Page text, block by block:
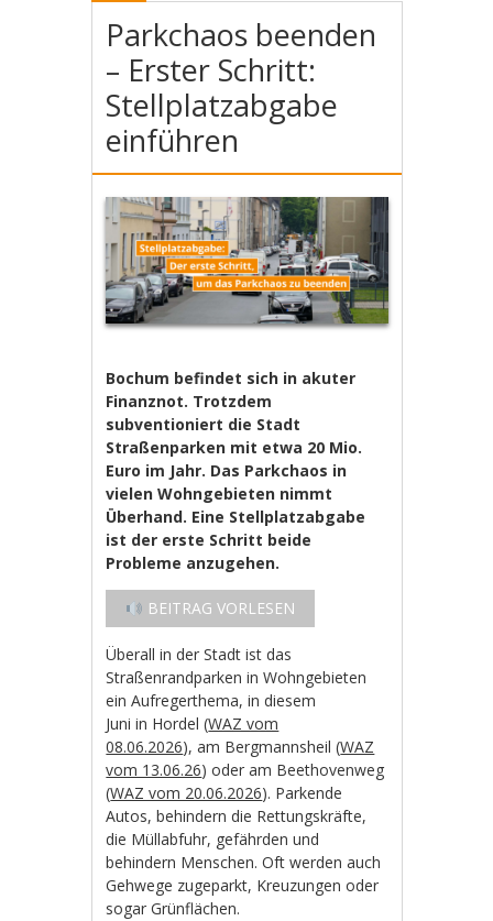
Parkchaos beenden
– Erster Schritt:
Stellplatzabgabe
einführen
Bochum befindet sich in akuter
Finanznot. Trotzdem
subventioniert die Stadt
Straßenparken mit etwa 20 Mio.
Euro im Jahr. Das Parkchaos in
vielen Wohngebieten nimmt
Überhand. Eine Stellplatzabgabe
ist der erste Schritt beide
Probleme anzugehen.
BEITRAG VORLESEN
Überall in der Stadt ist das
Straßenrandparken in Wohngebieten
ein Aufregerthema, in diesem
Juni in Hordel (WAZ vom
08.06.2026), am Bergmannsheil (WAZ
vom 13.06.26) oder am Beethovenweg
(WAZ vom 20.06.2026). Parkende
Autos, behindern die Rettungskräfte,
die Müllabfuhr, gefährden und
behindern Menschen. Oft werden auch
Gehwege zugeparkt, Kreuzungen oder
sogar Grünflächen.